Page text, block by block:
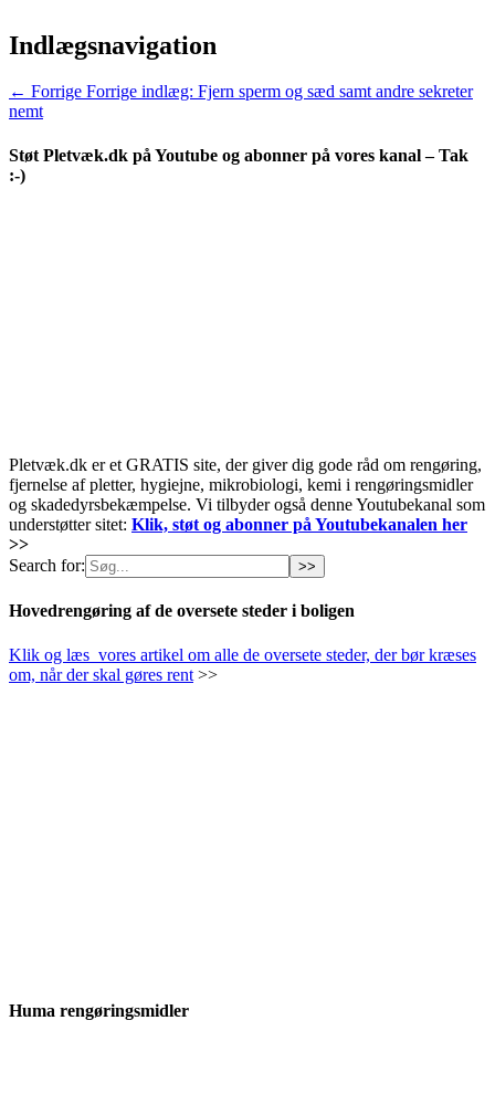
Indlægsnavigation
← Forrige Forrige indlæg: Fjern sperm og sæd samt andre sekreter
nemt
Støt Pletvæk.dk på Youtube og abonner på vores kanal – Tak
:-)
Pletvæk.dk er et GRATIS site, der giver dig gode råd om rengøring,
fjernelse af pletter, hygiejne, mikrobiologi, kemi i rengøringsmidler
og skadedyrsbekæmpelse. Vi tilbyder også denne Youtubekanal som
understøtter sitet: Klik, støt og abonner på Youtubekanalen her
>>
Search for:
Hovedrengøring af de oversete steder i boligen
Klik og læs vores artikel om alle de oversete steder, der bør kræses
om, når der skal gøres rent >>
Huma rengøringsmidler